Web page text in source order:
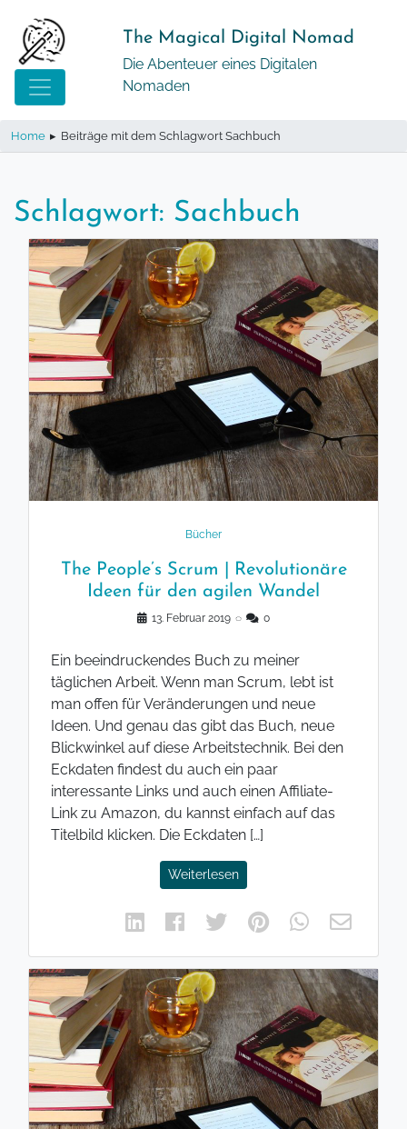
zum
Inhalt
The Magical Digital Nomad
Die Abenteuer eines Digitalen
Nomaden
Home ▸ Beiträge mit dem Schlagwort Sachbuch
Schlagwort: Sachbuch
Bücher
The People’s Scrum | Revolutionäre
Ideen für den agilen Wandel
13. Februar 2019 ◌ 0
Ein beeindruckendes Buch zu meiner
täglichen Arbeit. Wenn man Scrum, lebt ist
man offen für Veränderungen und neue
Ideen. Und genau das gibt das Buch, neue
Blickwinkel auf diese Arbeitstechnik. Bei den
Eckdaten findest du auch ein paar
interessante Links und auch einen Affiliate-
Link zu Amazon, du kannst einfach auf das
Titelbild klicken. Die Eckdaten […]
Weiterlesen